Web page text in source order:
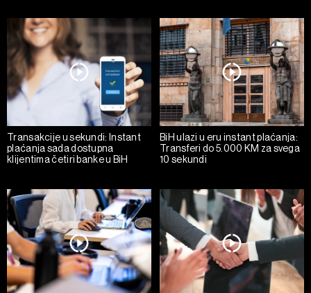
Transakcije u sekundi: Instant
plaćanja sada dostupna
klijentima četiri banke u BiH
BiH ulazi u eru instant plaćanja:
Transferi do 5.000 KM za svega
10 sekundi